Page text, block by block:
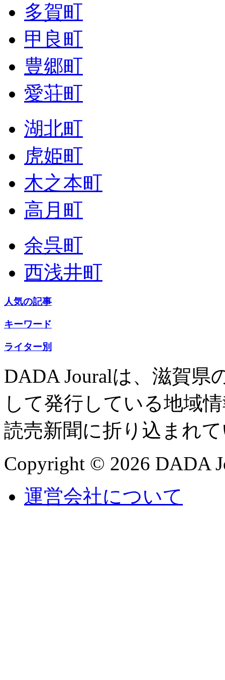
多賀町
甲良町
豊郷町
愛荘町
湖北町
虎姫町
木之本町
高月町
余呉町
西浅井町
人気の記事
キーワード
ライター別
DADA Jouralは、滋賀県
して発行している地域
読売新聞に折り込まれ
Copyright © 2026 DADA
運営会社について